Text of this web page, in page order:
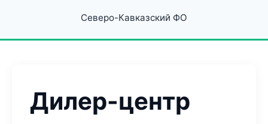
Северо-Кавказский ФО
Дилер-центр